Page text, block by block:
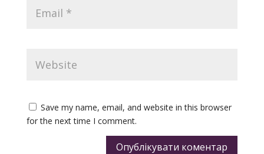
Save my name, email, and website in this browser
for the next time I comment.
Опублікувати коментар